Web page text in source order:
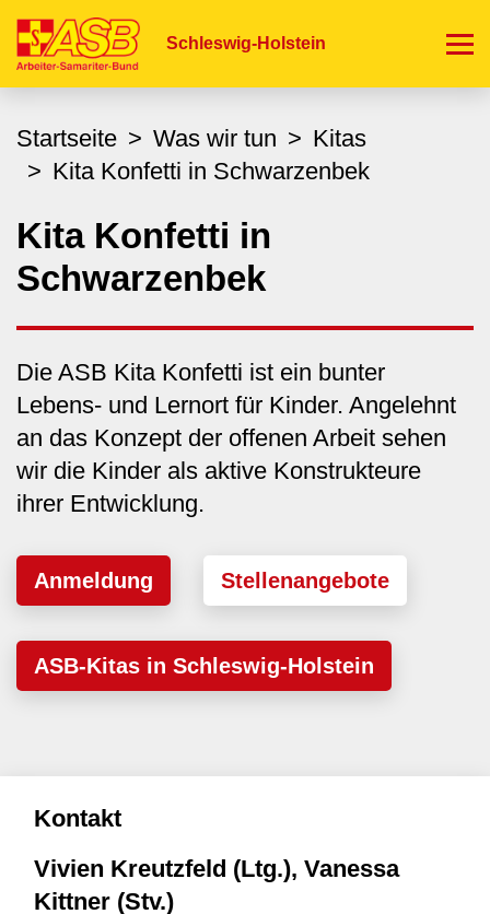
zum
Schleswig-Holstein
Startseite Was wir tun
Kitas
Kita Konfetti in Schwarzenbek
Kita Konfetti in
Schwarzenbek
Die ASB Kita Konfetti ist ein bunter
Lebens- und Lernort für Kinder. Angelehnt
an das Konzept der offenen Arbeit sehen
wir die Kinder als aktive Konstrukteure
ihrer Entwicklung.
Anmeldung Stellenangebote
ASB-Kitas in Schleswig-Holstein
Kontakt
Vivien Kreutzfeld (Ltg.), Vanessa
Kittner (Stv.)